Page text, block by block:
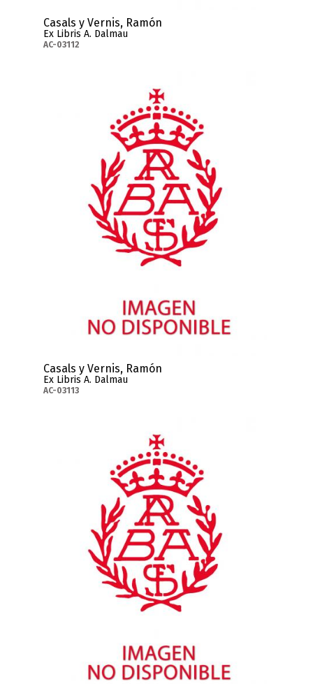
Casals y Vernis, Ramón
Ex Libris A. Dalmau
AC-03112
Casals y Vernis, Ramón
Ex Libris A. Dalmau
AC-03113